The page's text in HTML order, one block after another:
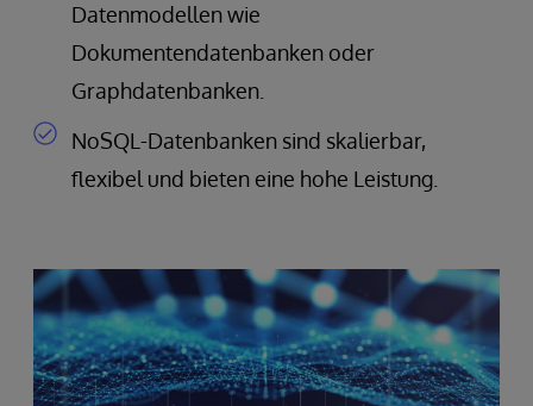
Datenmodellen wie
Dokumentendatenbanken oder
Graphdatenbanken.
NoSQL-Datenbanken sind skalierbar,
flexibel und bieten eine hohe Leistung.